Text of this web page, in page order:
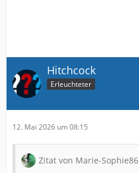
Hitchcock
Erleuchteter
12. Mai 2026 um 08:15
Zitat von Marie-Sophie86